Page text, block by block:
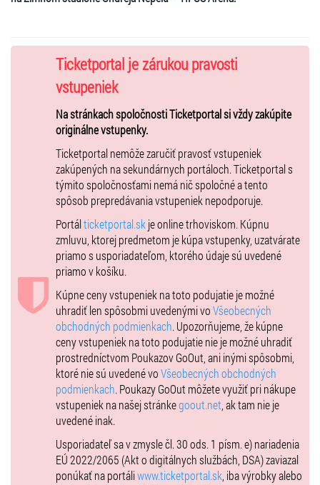
Ticketportal je zárukou pravosti
vstupeniek
Na stránkach spoločnosti Ticketportal si vždy zakúpite
originálne vstupenky.
Ticketportal nemôže zaručiť pravosť vstupeniek
zakúpených na sekundárnych portáloch. Ticketportal s
týmito spoločnosťami nemá nič spoločné a tento
spôsob prepredávania vstupeniek nepodporuje.
Portálticketportal.sk je online trhoviskom. Kúpnu
zmluvu, ktorej predmetom je kúpa vstupenky, uzatvárate
priamo s usporiadateľom, ktorého údaje sú uvedené
priamo v košíku.
Kúpne ceny vstupeniek na toto podujatie je možné
uhradiť len spôsobmi uvedenými voVšeobecných
obchodných podmienkach. Upozorňujeme, že kúpne
ceny vstupeniek na toto podujatie nie je možné uhradiť
prostredníctvom Poukazov GoOut, ani inými spôsobmi,
ktoré nie sú uvedené voVšeobecných obchodných
podmienkach. Poukazy GoOut môžete využiť pri nákupe
vstupeniek na našej stránkegoout.net , ak tam nie je
uvedené inak.
Usporiadateľ sa v zmysle čl. 30 ods. 1 písm. e) nariadenia
EÚ 2022/2065 (Akt o digitálnych službách, DSA) zaviazal
ponúkať na portáliwww.ticketportal.sk , iba výrobky alebo